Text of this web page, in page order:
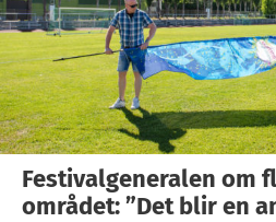
Festivalgeneralen om
området: ”Det blir en